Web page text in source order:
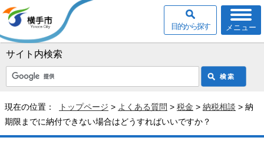
サイト内検索
メニュー
目的から探す
現在の位置： トップページ > よくある質問 > 税金 > 納税相談 > 納
期限までに納付できない場合はどうすればいいですか？